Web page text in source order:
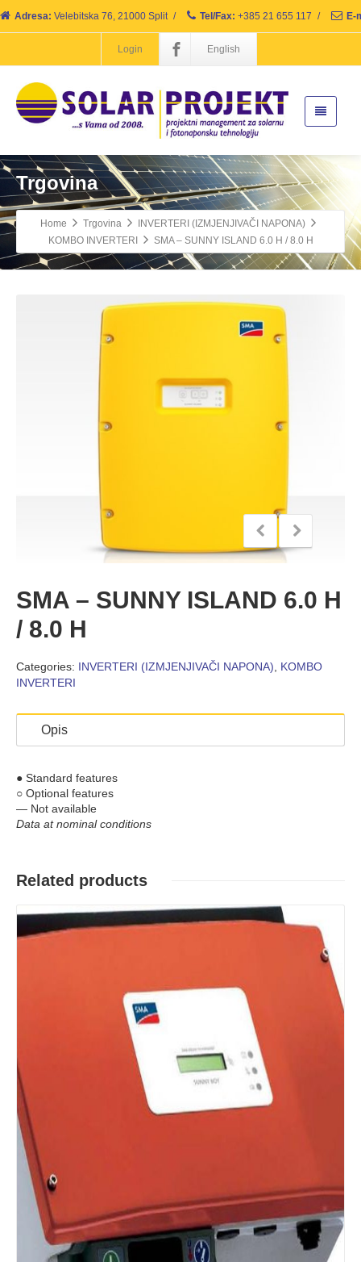
Adresa: Velebitska 76, 21000 Split / Tel/Fax: +385 21 655 117 / E-
Login English
Trgovina
Home Trgovina
INVERTERI (IZMJENJIVAČI NAPONA)
KOMBO INVERTERI
SMA – SUNNY ISLAND 6.0 H / 8.0 H
SMA – SUNNY ISLAND 6.0 H
/ 8.0 H
Categories: INVERTERI (IZMJENJIVAČI NAPONA), KOMBO
INVERTERI
Opis
● Standard features
○ Optional features
— Not available
Data at nominal conditions
Related products
Details